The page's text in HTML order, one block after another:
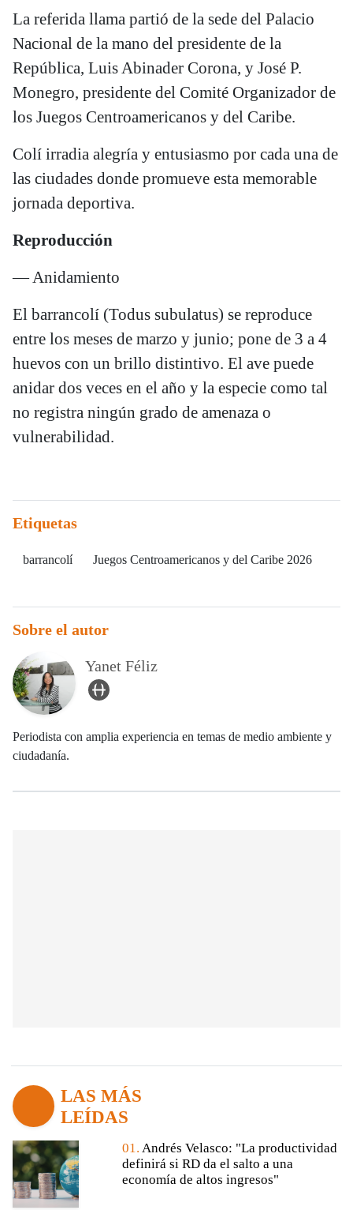
La referida llama partió de la sede del Palacio
Nacional de la mano del presidente de la
República, Luis Abinader Corona, y José P.
Monegro, presidente del Comité Organizador de
los Juegos Centroamericanos y del Caribe.
Colí irradia alegría y entusiasmo por cada una de
las ciudades donde promueve esta memorable
jornada deportiva.
Reproducción
— Anidamiento
El barrancolí (Todus subulatus) se reproduce
entre los meses de marzo y junio; pone de 3 a 4
huevos con un brillo distintivo. El ave puede
anidar dos veces en el año y la especie como tal
no registra ningún grado de amenaza o
vulnerabilidad.
Etiquetas
barrancolí Juegos Centroamericanos y del Caribe 2026
Sobre el autor
Yanet Féliz
user_url Icon
Periodista con amplia experiencia en temas de medio ambiente y
ciudadanía.
LAS MÁS
LEÍDAS
01. Andrés Velasco: "La productividad
definirá si RD da el salto a una
economía de altos ingresos"